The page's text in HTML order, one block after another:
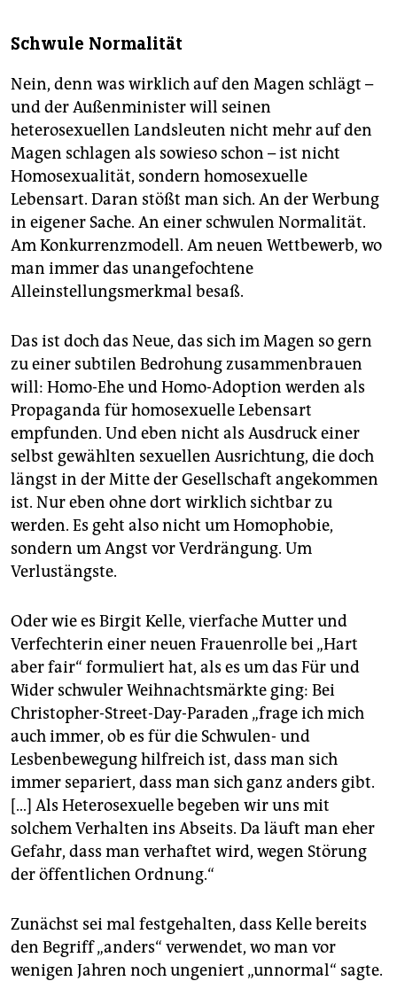
Schwule Normalität
Nein, denn was wirklich auf den Magen schlägt –
und der Außenminister will seinen
heterosexuellen Landsleuten nicht mehr auf den
Magen schlagen als sowieso schon – ist nicht
Homosexualität, sondern homosexuelle
Lebensart. Daran stößt man sich. An der Werbung
in eigener Sache. An einer schwulen Normalität.
Am Konkurrenzmodell. Am neuen Wettbewerb, wo
man immer das unangefochtene
Alleinstellungsmerkmal besaß.
Das ist doch das Neue, das sich im Magen so gern
zu einer subtilen Bedrohung zusammenbrauen
will: Homo-Ehe und Homo-Adoption werden als
Propaganda für homosexuelle Lebensart
empfunden. Und eben nicht als Ausdruck einer
selbst gewählten sexuellen Ausrichtung, die doch
längst in der Mitte der Gesellschaft angekommen
ist. Nur eben ohne dort wirklich sichtbar zu
werden. Es geht also nicht um Homophobie,
sondern um Angst vor Verdrängung. Um
Verlustängste.
Oder wie es Birgit Kelle, vierfache Mutter und
Verfechterin einer neuen Frauenrolle bei „Hart
aber fair“ formuliert hat, als es um das Für und
Wider schwuler Weihnachtsmärkte ging: Bei
Christopher-Street-Day-Paraden „frage ich mich
auch immer, ob es für die Schwulen- und
Lesbenbewegung hilfreich ist, dass man sich
immer separiert, dass man sich ganz anders gibt.
[…] Als Heterosexuelle begeben wir uns mit
solchem Verhalten ins Abseits. Da läuft man eher
Gefahr, dass man verhaftet wird, wegen Störung
der öffentlichen Ordnung.“
Zunächst sei mal festgehalten, dass Kelle bereits
den Begriff „anders“ verwendet, wo man vor
wenigen Jahren noch ungeniert „unnormal“ sagte.